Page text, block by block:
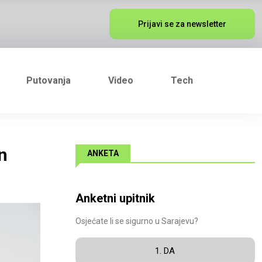
Prijavi se za newsletter
Putovanja Video Tech
ANKETA
Anketni upitnik
Osjećate li se sigurno u Sarajevu?
1. DA